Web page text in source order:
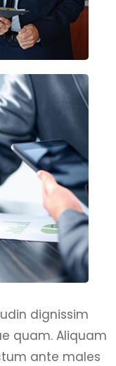
dignissim
quam. Aliquam
ante males